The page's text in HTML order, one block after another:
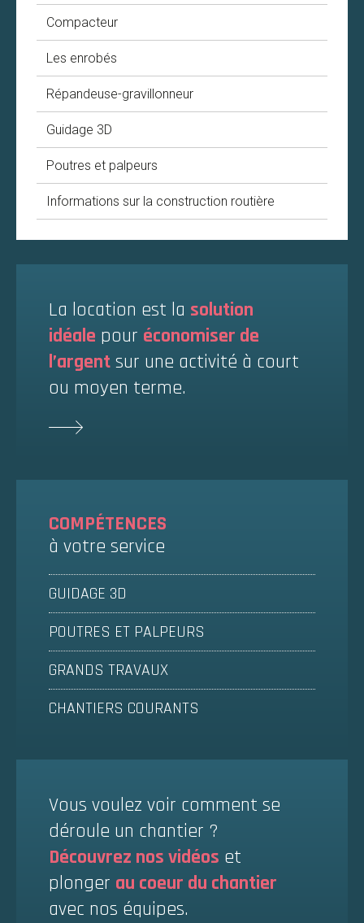
Compacteur
Les enrobés
Répandeuse-gravillonneur
Guidage 3D
Poutres et palpeurs
Informations sur la construction routière
La location est la solution
idéale pour économiser de
l’argent sur une activité à court
ou moyen terme.
COMPÉTENCES
à votre service
GUIDAGE 3D
POUTRES ET PALPEURS
GRANDS TRAVAUX
CHANTIERS COURANTS
Vous voulez voir comment se
déroule un chantier ?
Découvrez nos vidéos et
plonger au coeur du chantier
avec nos équipes.